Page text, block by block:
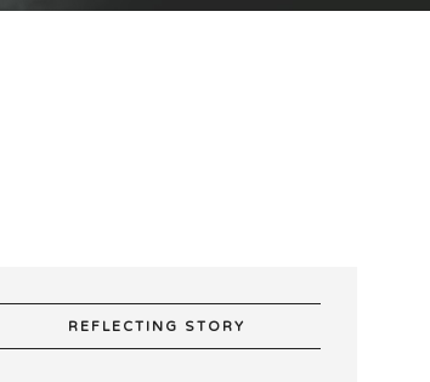
REFLECTING STORY